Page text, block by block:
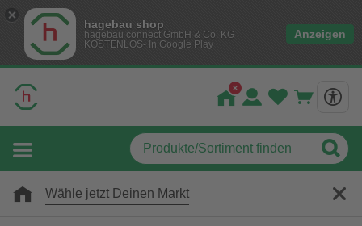
hagebau shop
hagebau connect GmbH & Co. KG
KOSTENLOS- In Google Play
Anzeigen
Wähle jetzt Deinen Markt